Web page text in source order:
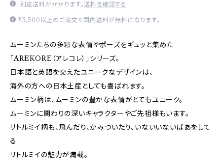
別途送料がかかります。送料を確認する
¥5,500以上のご注文で国内送料が無料になります。
ムーミンたちの多彩な表情やポーズをギュッと集めた
「AREKORE（アレコレ）」シリーズ。
日本語と英語を交えたユニークなデザインは、
海外の方への日本土産としても喜ばれます。
ムーミン柄は、ムーミンの豊かな表情がとてもユニーク。
ムーミンに関わりの深いキャラクターやご先祖様もいます。
リトルミイ柄も、飛んだり、かみついたり、いないいないばあをして
る
リトルミイの魅力が満載。